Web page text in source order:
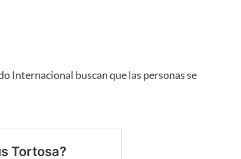
Internacional buscan que las personas se